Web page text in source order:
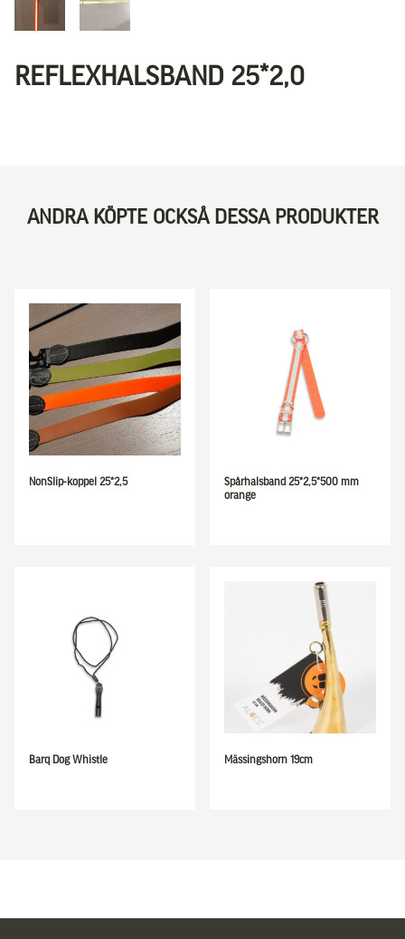
REFLEXHALSBAND 25*2,0
ANDRA KÖPTE OCKSÅ DESSA PRODUKTER
NonSlip-koppel 25*2,5
Spårhalsband 25*2,5*500 mm
orange
Barq Dog Whistle Mässingshorn 19cm